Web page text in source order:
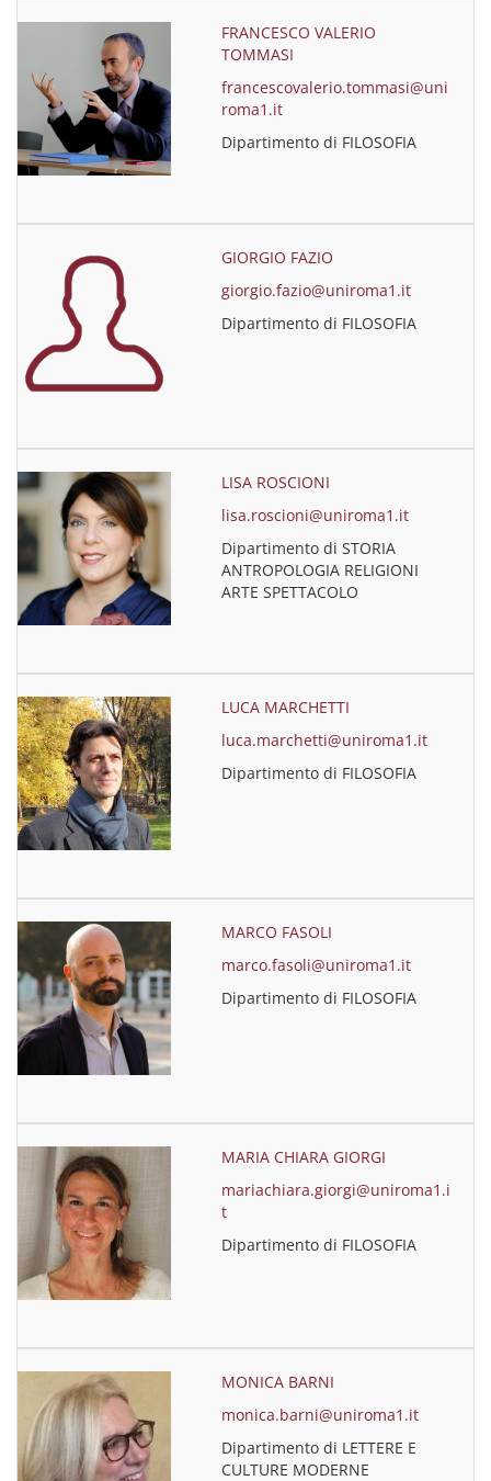
FRANCESCO VALERIO
TOMMASI
francescovalerio.tommasi@uni
roma1.it
Dipartimento di FILOSOFIA
GIORGIO FAZIO
giorgio.fazio@uniroma1.it
Dipartimento di FILOSOFIA
LISA ROSCIONI
lisa.roscioni@uniroma1.it
Dipartimento di STORIA
ANTROPOLOGIA RELIGIONI
ARTE SPETTACOLO
LUCA MARCHETTI
luca.marchetti@uniroma1.it
Dipartimento di FILOSOFIA
MARCO FASOLI
marco.fasoli@uniroma1.it
Dipartimento di FILOSOFIA
MARIA CHIARA GIORGI
mariachiara.giorgi@uniroma1.i
t
Dipartimento di FILOSOFIA
MONICA BARNI
monica.barni@uniroma1.it
Dipartimento di LETTERE E
CULTURE MODERNE